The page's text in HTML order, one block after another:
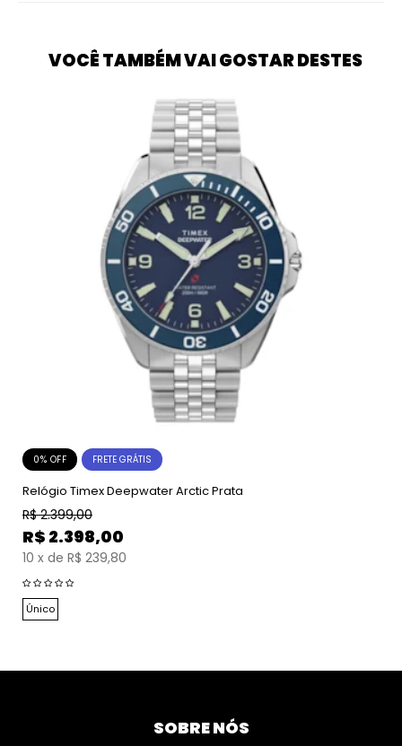
VOCÊ TAMBÉM VAI GOSTAR DESTES
0% OFF FRETE GRÁTIS
Relógio Timex Deepwater Arctic Prata
R$ 2.399,00
R$ 2.398,00
10 x de R$ 239,80
Único
SOBRE NÓS